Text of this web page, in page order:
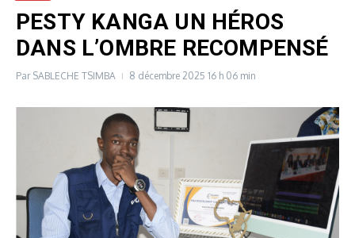
PESTY KANGA UN HÉROS
DANS L’OMBRE RECOMPENSÉ
Par SABLECHE TSIMBA 8 décembre 2025 16 h 06 min